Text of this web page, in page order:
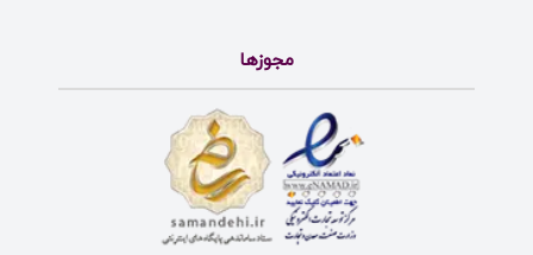
مجوزها